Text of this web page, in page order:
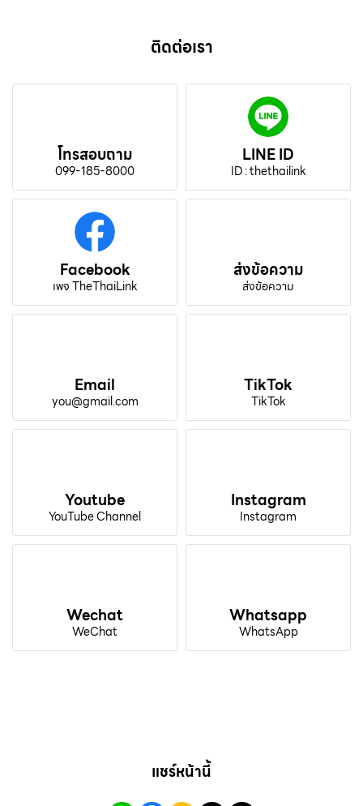
ติดต่อเรา
โทรสอบถาม
099-185-8000
LINE ID
ID : thethailink
Facebook
เพจ TheThaiLink
ส่งข้อความ
ส่งข้อความ
Email
you@gmail.com
TikTok
TikTok
Youtube
YouTube Channel
Instagram
Instagram
Wechat
WeChat
Whatsapp
WhatsApp
แชร์หน้านี้